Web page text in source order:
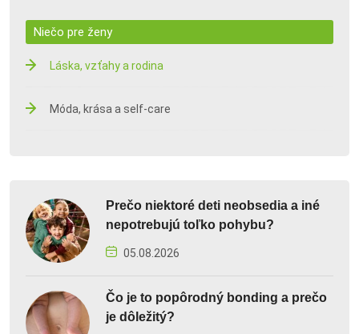
Niečo pre ženy
Láska, vzťahy a rodina
Móda, krása a self-care
Prečo niektoré deti neobsedia a iné
nepotrebujú toľko pohybu?
05.08.2026
Čo je to popôrodný bonding a prečo
je dôležitý?